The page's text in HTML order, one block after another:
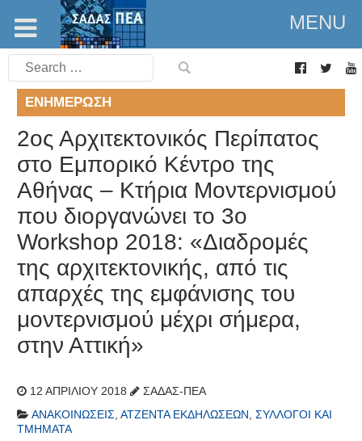
MENU
Search
for:
ΕΝΗΜΈΡΩΣΗ
2ος Αρχιτεκτονικός Περίπατος
στο Εμπορικό Κέντρο της
Αθήνας – Κτήρια Μοντερνισμού
που διοργανώνει το 3o
Workshop 2018: «Διαδρομές
της αρχιτεκτονικής, από τις
απαρχές της εμφάνισης του
μοντερνισμού μέχρι σήμερα,
στην Αττική»
12 ΑΠΡΙΛΊΟΥ 2018
ΣΑΔΑΣ-ΠΕΑ
ΑΝΑΚΟΙΝΏΣΕΙΣ, ΑΤΖΈΝΤΑ ΕΚΔΗΛΏΣΕΩΝ , ΣΎΛΛΟΓΟΙ ΚΑΙ
ΤΜΉΜΑΤΑ